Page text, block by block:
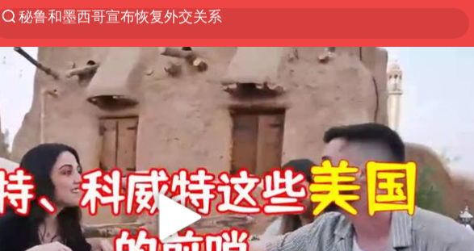
沙特土耳其巴基斯坦签署共同防务协议
“电影+”如何激发千亿级消费新活力？
泉州市委书记张毅恭被查
台风白海豚已进入24小时警戒线
全球首个长时储能一体化产业园量产
台风白海豚或吞并鲸鱼 登陆地点更新
四川宜宾市高县4.9级地震致1人死亡
名创优品回应女子吐槽内裤质量差